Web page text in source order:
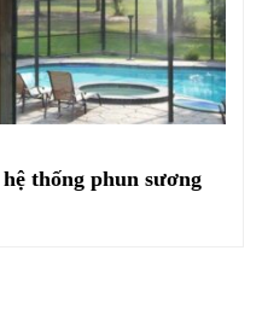
thống phun sương